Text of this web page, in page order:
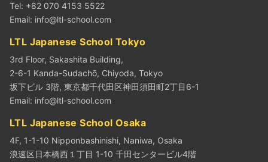
Tel: +82 070 4153 5522
Email: info@ltl-school.com
LTL Japanese School Tokyo
3rd Floor, Sakashita Building,
2-6-1 Kanda-Sudachō, Chiyoda, Tokyo
坂下ビル 3階, 東京都千代田区神田須田町2丁目6-1
Email: info@ltl-school.com
LTL Japanese School Osaka
4F, 1-1-10 Nipponbashinishi, Naniwa, Osaka
浪速区日本橋西１丁目 1-10 千田センタービル4階